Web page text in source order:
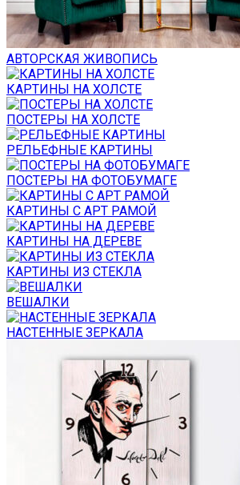
АВТОРСКАЯ ЖИВОПИСЬ
КАРТИНЫ НА ХОЛСТЕ
ПОСТЕРЫ НА ХОЛСТЕ
РЕЛЬЕФНЫЕ КАРТИНЫ
ПОСТЕРЫ НА ФОТОБУМАГЕ
КАРТИНЫ С АРТ РАМОЙ
КАРТИНЫ НА ДЕРЕВЕ
КАРТИНЫ ИЗ СТЕКЛА
ВЕШАЛКИ
НАСТЕННЫЕ ЗЕРКАЛА